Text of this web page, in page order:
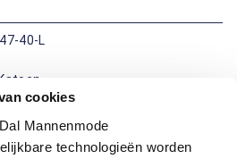
cookies
Mannenmode
technologieën worden
40-L
Fit
Classics voeg je moeiteloos